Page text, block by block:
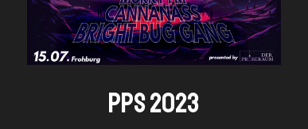
PPS 2023